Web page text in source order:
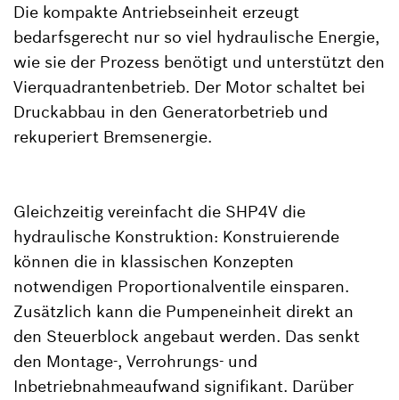
Die kompakte Antriebseinheit erzeugt
bedarfsgerecht nur so viel hydraulische Energie,
wie sie der Prozess benötigt und unterstützt den
Vierquadrantenbetrieb. Der Motor schaltet bei
Druckabbau in den Generatorbetrieb und
rekuperiert Bremsenergie.
Gleichzeitig vereinfacht die SHP4V die
hydraulische Konstruktion: Konstruierende
können die in klassischen Konzepten
notwendigen Proportionalventile einsparen.
Zusätzlich kann die Pumpeneinheit direkt an
den Steuerblock angebaut werden. Das senkt
den Montage-, Verrohrungs- und
Inbetriebnahmeaufwand signifikant. Darüber